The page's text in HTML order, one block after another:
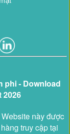
phi - Download
2026
này được
truy cập tại